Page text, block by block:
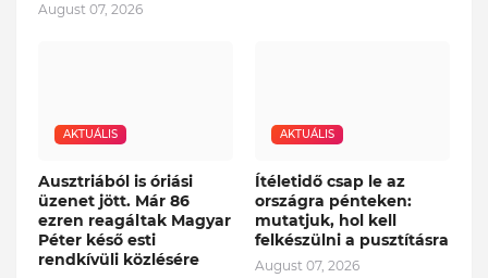
August 07, 2026
AKTUÁLIS
Ausztriából is óriási
üzenet jött. Már 86
ezren reagáltak Magyar
Péter késő esti
rendkívüli közlésére
AKTUÁLIS
Ítéletidő csap le az
országra pénteken:
mutatjuk, hol kell
felkészülni a pusztításra
August 07, 2026